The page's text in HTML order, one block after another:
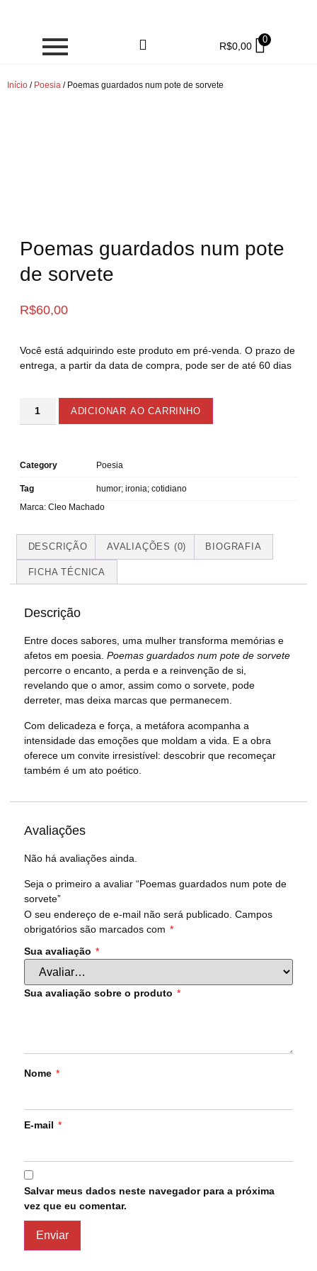
R$0,00
0
Início / Poesia / Poemas guardados num pote de sorvete
Poemas guardados num pote
de sorvete
R$60,00
Você está adquirindo este produto em pré-venda. O prazo de
entrega, a partir da data de compra, pode ser de até 60 dias
ADICIONAR AO CARRINHO
Category Poesia
Tag
humor; ironia; cotidiano
Marca: Cleo Machado
DESCRIÇÃO AVALIAÇÕES (0) BIOGRAFIA
FICHA TÉCNICA
Descrição
Entre doces sabores, uma mulher transforma memórias e
afetos em poesia. Poemas guardados num pote de sorvete
percorre o encanto, a perda e a reinvenção de si,
revelando que o amor, assim como o sorvete, pode
derreter, mas deixa marcas que permanecem.
Com delicadeza e força, a metáfora acompanha a
intensidade das emoções que moldam a vida. E a obra
oferece um convite irresistível: descobrir que recomeçar
também é um ato poético.
Avaliações
Não há avaliações ainda.
Seja o primeiro a avaliar “Poemas guardados num pote de
sorvete”
O seu endereço de e-mail não será publicado. Campos
obrigatórios são marcados com *
Sua avaliação *
Sua avaliação sobre o produto *
Nome *
E-mail *
Salvar meus dados neste navegador para a próxima
vez que eu comentar.